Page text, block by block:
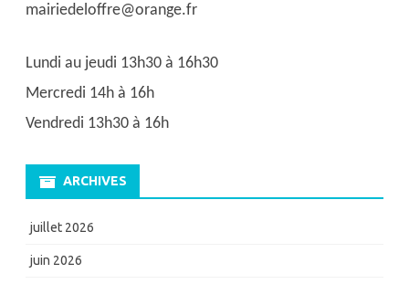
mairiedeloffre@orange.fr
Lundi au jeudi 13h30 à 16h30
Mercredi 14h à 16h
Vendredi 13h30 à 16h
ARCHIVES
juillet 2026
juin 2026